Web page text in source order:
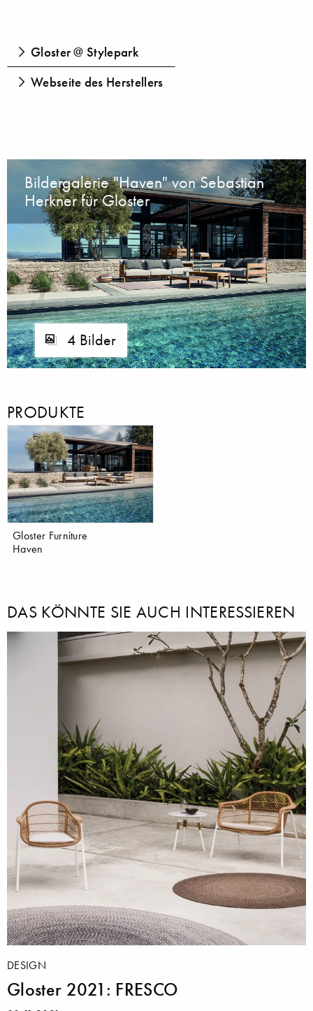
Gloster @ Stylepark
Webseite des Herstellers
Bildergalerie "Haven" von Sebastian
Herkner für Gloster
4 Bilder
PRODUKTE
Gloster Furniture
Haven
DAS KÖNNTE SIE AUCH INTERESSIEREN
DESIGN
Gloster 2021: FRESCO